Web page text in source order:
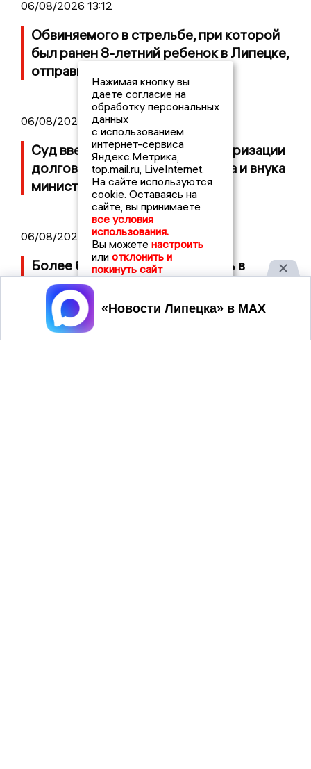
06/08/2026 13:12
Обвиняемого в стрельбе, при которой
был ранен 8-летний ребенок в Липецке,
отправили в СИЗО
06/08/2026 09:39
Суд ввел процедуру реструктуризации
долгов липецкого застройщика и внука
министра СССР
06/08/2026 09:01
Более 600 БПЛА сбили за ночь в
Липецкой области и еще 18 регионах
Нажимая кнопку вы
даете согласие на
обработку персональных
данных
с использованием
интернет-сервиса
Яндекс.Метрика,
top.mail.ru, LiveInternet.
На сайте используются
cookie. Оставаясь на
сайте, вы принимаете
все условия
использования.
Вы можете настроить
или отклонить и
покинуть сайт
Принять